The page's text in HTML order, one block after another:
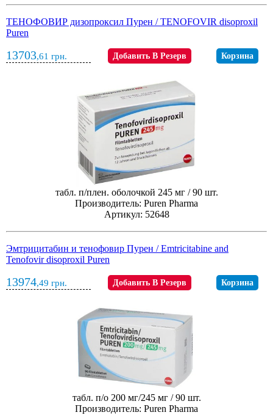
ТЕНОФОВИР дизопроксил Пурен / TENOFOVIR disoproxil
Puren
13703,61 грн. Добавить В Резерв Корзина
табл. п/плен. оболочкой 245 мг / 90 шт.
Производитель: Puren Pharma
Артикул: 52648
Эмтрицитабин и тенофовир Пурен / Emtricitabine and
Tenofovir disoproxil Puren
13974,49 грн. Добавить В Резерв Корзина
табл. п/о 200 мг/245 мг / 90 шт.
Производитель: Puren Pharma